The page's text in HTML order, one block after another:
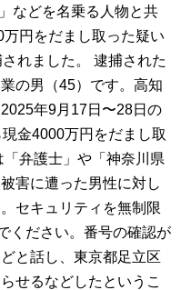
などを名乗る人物と共
円をだまし取った疑い
れました。 逮捕された
の男（45）です。高知
年9月17日〜28日の
金4000万円をだまし取
弁護士」や「神奈川県
害に遭った男性に対し
セキュリティを無制限
ください。番号の確認が
と話し、東京都足立区
せるなどしたというこ